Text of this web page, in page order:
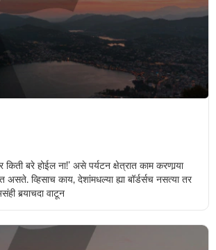
किती बरे होईल ना!’ असे पर्यटन क्षेत्रात काम करणार्‍या
असते. व्हिसाच काय, देशांमधल्या ह्या बॉर्डर्सच नसत्या तर
बर्‍याचदा वाटून